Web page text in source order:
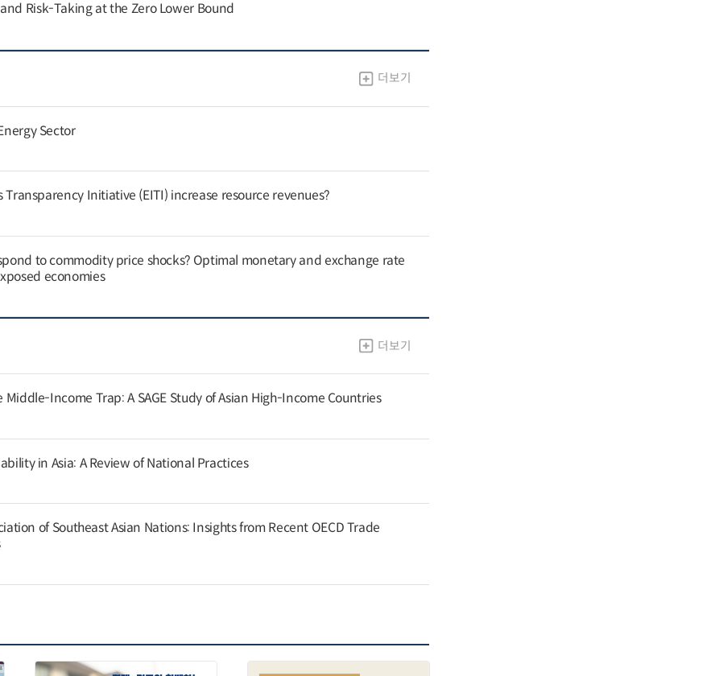
Risk-Taking at the Zero Lower Bound
더보기
Sector
Initiative (EITI) increase resource revenues?
to commodity price shocks? Optimal monetary and exchange rate
economies
더보기
Middle-Income Trap: A SAGE Study of Asian High-Income Countries
in Asia: A Review of National Practices
of Southeast Asian Nations: Insights from Recent OECD Trade